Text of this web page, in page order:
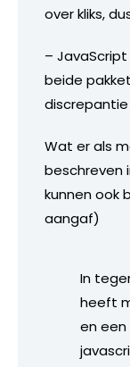
over kliks,
–
beide
Wat er als
beschreven
kunnen ook
aangaf)
In
heeft
en een